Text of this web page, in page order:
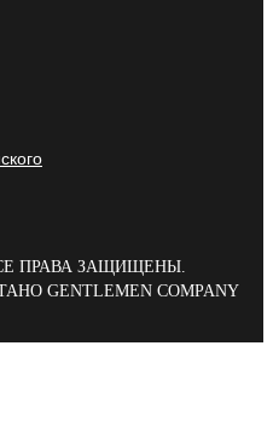
ПРАВА ЗАЩИЩЕНЫ.
GENTLEMEN COMPANY